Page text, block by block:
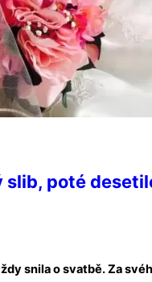
poté
snila o svatbě. Za